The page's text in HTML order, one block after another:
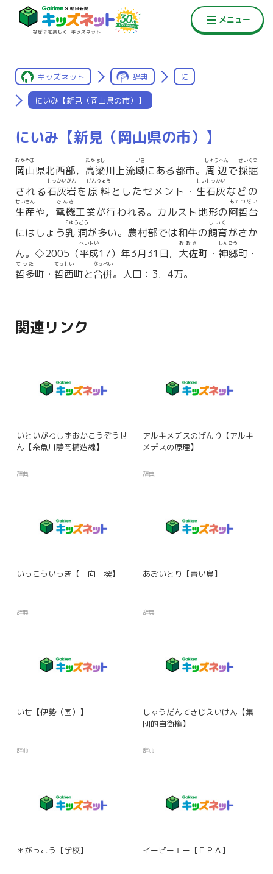
キッズネット 辞典 に
にいみ【新見（岡山県の市）】
にいみ【新見（岡山県の市）】
岡山
おかやま
県北西部， 高梁
たかはし
川上流域
いき
にある都市。 周辺
しゅうへん
で採掘
さいくつ
される石灰岩
せっかいがん
を 原料
げんりょう
としたセメント・ 生石灰
せいせっかい
などの
生産
せいさん
や， 電機
でんき
工業が行われる。カルスト地形の阿哲台
あてつだい
にはしょう乳洞
にゅうどう
が多い。農村部では和牛の飼育
しいく
がさか
ん。◇2005（平成
へいせい
17）年3月31日， 大佐
おおさ
町・ 神郷
しんごう
町・
哲多
てった
町・ 哲西
てっせい
町と合併
がっぺい
。人口：3．4万。
関連リンク
いといがわしずおかこうぞうせ
ん【糸魚川静岡構造線】
辞典
アルキメデスのげんり【アルキ
メデスの原理】
辞典
いっこういっき【一向一揆】
辞典
あおいとり【青い鳥】
辞典
いせ【伊勢（国）】
辞典
しゅうだんてきじえいけん【集
団的自衛権】
辞典
＊がっこう【学校】 イーピーエー【ＥＰＡ】